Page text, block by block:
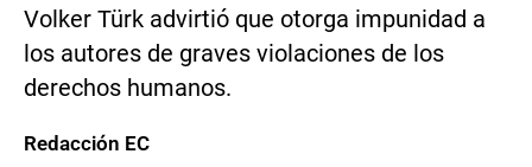
Volker Türk advirtió que otorga impunidad a
los autores de graves violaciones de los
derechos humanos.
Redacción EC